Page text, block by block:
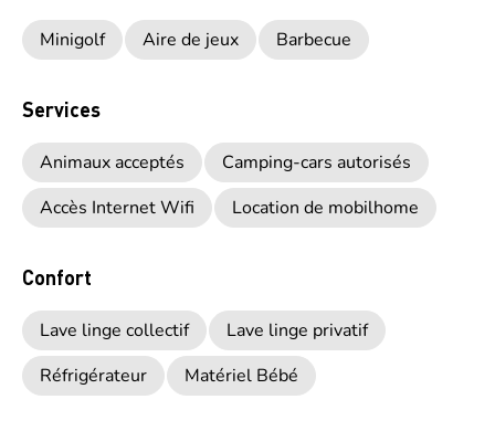
Minigolf Aire de jeux Barbecue
Services
Animaux acceptés
Camping-cars autorisés
Accès Internet Wifi
Location de mobilhome
Confort
Lave linge collectif
Lave linge privatif
Réfrigérateur
Matériel Bébé